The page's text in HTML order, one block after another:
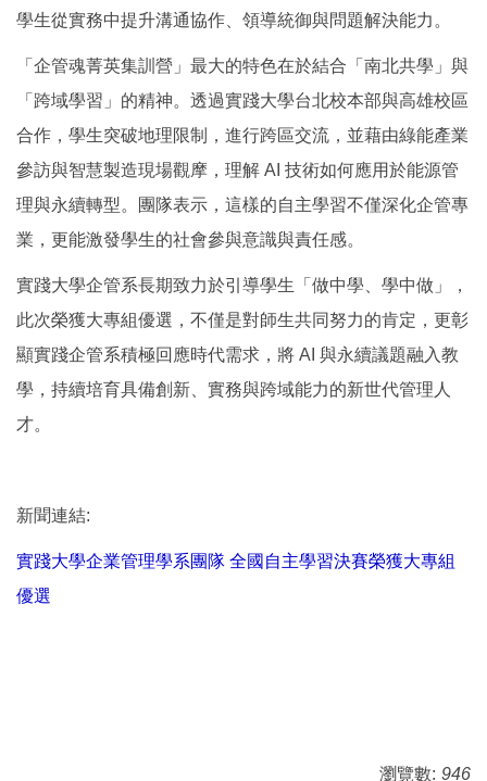
學生從實務中提升溝通協作、領導統御與問題解決能力。
「企管魂菁英集訓營」最大的特色在於結合「南北共學」與
「跨域學習」的精神。透過實踐大學台北校本部與高雄校區
合作，學生突破地理限制，進行跨區交流，並藉由綠能產業
參訪與智慧製造現場觀摩，理解 AI 技術如何應用於能源管
理與永續轉型。團隊表示，這樣的自主學習不僅深化企管專
業，更能激發學生的社會參與意識與責任感。
實踐大學企管系長期致力於引導學生「做中學、學中做」，
此次榮獲大專組優選，不僅是對師生共同努力的肯定，更彰
顯實踐企管系積極回應時代需求，將 AI 與永續議題融入教
學，持續培育具備創新、實務與跨域能力的新世代管理人
才。
新聞連結:
實踐大學企業管理學系團隊 全國自主學習決賽榮獲大專組
優選
瀏覽數: 946